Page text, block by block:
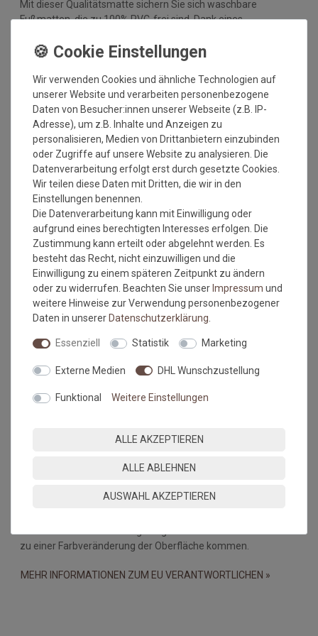
Mit dieser Qualitätsmatte sichern Sie sich waschbare
Fußmatten, die zu 100% PVC-frei sind. Dank eines
ruschfest. Einem sicheren Gebrauch auch auf
Fußbodenheizungen steht somit nichts mehr im Wege.
Vor dem ersten Gebrauch waschen Sie die Fußmatte separat
bei angegebener Temperatur mit Feinwaschmittel und legen
sie flach zum Trocknen aus. Dadurch richten sich die Fasern
auf, der Mattenflor wird aktiviert und transportbedingte Falten
und Knicke werden wieder glatt. Pflegen Sie so Ihre
Fußmatte regelmäßig und Sie werden überrascht sein, wie
viele Jahre Qualität und Farbe erhalten bleiben.
Waschtipps:
Matten, die nicht mehr in die Waschmaschine passen, können
mit einem Dampfstrahler (aus Entfernung) gereinigt werden
oder bei einer Wäscherei abgegeben werden. Ganz wichtig ist
auch, dass man die Matten nicht gefaltet und auch nicht mit
anderen Wäschestücken in die Maschine legt, damit die Matte
nicht mit Knicken wieder aus der Maschine kommt. Dies ist
kein Materialfehler und stellt auch keinen Reklamationsgrund
Falls dies doch mal passiert, auf keinen Fall in den Trockner
nächsten Waschen sollten die wieder verschwunden sein.
Maßtoleranzen und Farbabweichungen:
sowie Farbabweichungen zwischen Bildschirmfoto und
durch eine Wechselwirkung mit gummibeschichteten Matten
zu einer Farbveränderung der Oberfläche kommen.
MEHR INFORMATIONEN ZUM EU VERANTWORTLICHEN »
Wir verwenden Cookies und ähnliche Technologien auf
unserer Website und verarbeiten personenbezogene
Daten von Besucher:innen unserer Webseite (z.B. IP-
Adresse), um z.B. Inhalte und Anzeigen zu
personalisieren, Medien von Drittanbietern einzubinden
oder Zugriffe auf unsere Website zu analysieren. Die
Datenverarbeitung erfolgt erst durch gesetzte Cookies.
Wir teilen diese Daten mit Dritten, die wir in den
Einstellungen benennen.
Die Datenverarbeitung kann mit Einwilligung oder
aufgrund eines berechtigten Interesses erfolgen. Die
Zustimmung kann erteilt oder abgelehnt werden. Es
besteht das Recht, nicht einzuwilligen und die
Einwilligung zu einem späteren Zeitpunkt zu ändern
oder zu widerrufen. Beachten Sie unser Impressum und
weitere Hinweise zur Verwendung personenbezogener
Daten in unserer Daten­schutz­erklärung
Essenziell Statistik Marketing
Externe Medien DHL Wunschzustellung
Funktional Weitere Einstellungen
ALLE AKZEPTIEREN
ALLE ABLEHNEN
AUSWAHL AKZEPTIEREN